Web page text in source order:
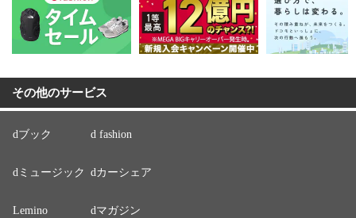
その他のサービス
dブック d fashion
dミュージック dカーシェア
Lemino dマガジン